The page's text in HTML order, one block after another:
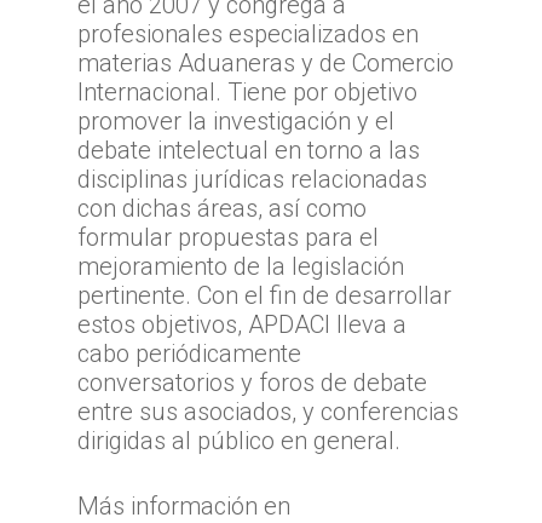
profesionales especializados en
materias Aduaneras y de Comercio
Internacional. Tiene por objetivo
promover la investigación y el
debate intelectual en torno a las
disciplinas jurídicas relacionadas
con dichas áreas, así como
formular propuestas para el
mejoramiento de la legislación
pertinente. Con el fin de desarrollar
estos objetivos, APDACI lleva a
cabo periódicamente
conversatorios y foros de debate
entre sus asociados, y conferencias
dirigidas al público en general.
Más información en